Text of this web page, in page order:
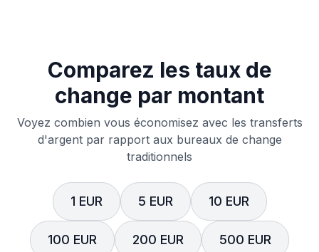
Comparez les taux de
change par montant
Voyez combien vous économisez avec les transferts
d'argent par rapport aux bureaux de change
traditionnels
1 EUR 5 EUR 10 EUR
100 EUR 200 EUR 500 EUR